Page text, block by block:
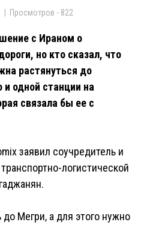
| Просмотров - 822
с Ираном о
но кто сказал, что
растянуться до
одной станции на
связала бы ее с
заявил соучредитель и
логистической
Мегри, а для этого нужно